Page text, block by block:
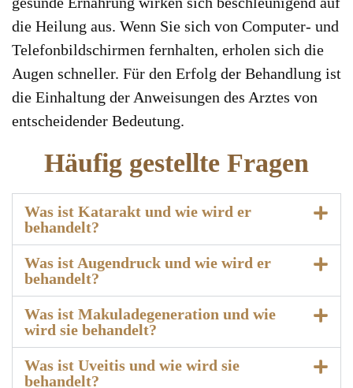
die Heilung aus. Wenn Sie sich von Computer- und
Telefonbildschirmen fernhalten, erholen sich die
Augen schneller. Für den Erfolg der Behandlung ist
die Einhaltung der Anweisungen des Arztes von
entscheidender Bedeutung.
Häufig gestellte Fragen
Was ist Katarakt und wie wird er
behandelt?
Was ist Augendruck und wie wird er
behandelt?
Was ist Makuladegeneration und wie
wird sie behandelt?
Was ist Uveitis und wie wird sie
behandelt?